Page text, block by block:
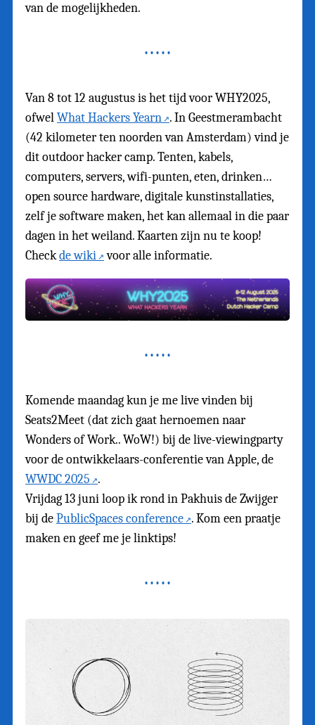
van de mogelijkheden.
Van 8 tot 12 augustus is het tijd voor WHY2025,
ofwelWhat Hackers Yearn . In Geestmerambacht
(42 kilometer ten noorden van Amsterdam) vind je
dit outdoor hacker camp. Tenten, kabels,
computers, servers, wifi-punten, eten, drinken…
open source hardware, digitale kunstinstallaties,
zelf je software maken, het kan allemaal in die paar
dagen in het weiland. Kaarten zijn nu te koop!
Checkde wiki voor alle informatie.
Komende maandag kun je me live vinden bij
Seats2Meet (dat zich gaat hernoemen naar
Wonders of Work.. WoW!) bij de live-viewingparty
voor de ontwikkelaars-conferentie van Apple, de
WWDC 2025
.
Vrijdag 13 juni loop ik rond in Pakhuis de Zwijger
bij dePublicSpaces conference . Kom een praatje
maken en geef me je linktips!